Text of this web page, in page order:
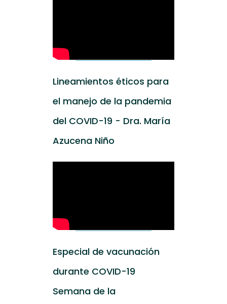
Lineamientos éticos para
el manejo de la pandemia
del COVID-19 - Dra. María
Azucena Niño
Especial de vacunación
durante COVID-19
Semana de la